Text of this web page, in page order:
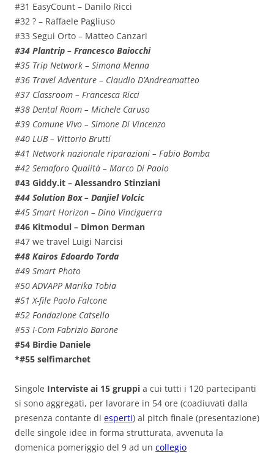
#31 EasyCount – Danilo Ricci
#32 ? – Raffaele Pagliuso
#33 Segui Orto – Matteo Canzari
#34 Plantrip – Francesco Baiocchi
#35 Trip Network – Simona Menna
#36 Travel Adventure – Claudio D’Andreamatteo
#37 Classroom – Francesca Ricci
#38 Dental Room – Michele Caruso
#39 Comune Vivo – Simone Di Vincenzo
#40 LUB – Vittorio Brutti
#41 Network nazionale riparazioni – Fabio Bomba
#42 Semaforo Qualità – Marco Di Paolo
#43 Giddy.it – Alessandro Stinziani
#44 Solution Box – Danjiel Volcic
#45 Smart Horizon – Dino Vinciguerra
#46 Kitmodul – Dimon Derman
#47 we travel Luigi Narcisi
#48 Kairos Edoardo Torda
#49 Smart Photo
#50 ADVAPP Marika Tobia
#51 X-file Paolo Falcone
#52 Fondazione Catsello
#53 I-Com Fabrizio Barone
#54 Birdie Daniele
*#55 selfimarchet
Singole Interviste ai 15 gruppi a cui tutti i 120 partecipanti
si sono aggregati, per lavorare in 54 ore (coadiuvati dalla
presenza contante di esperti) al pitch finale (presentazione)
delle singole idee in forma strutturata, avvenuta la
domenica pomeriggio del 9 ad un collegio